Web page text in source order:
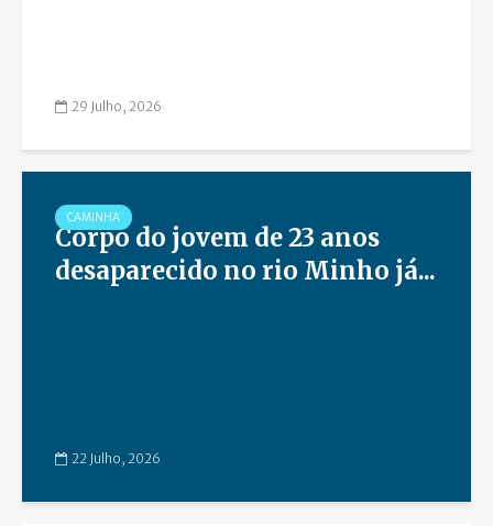
29 Julho, 2026
CAMINHA
Corpo do jovem de 23 anos
desaparecido no rio Minho já...
22 Julho, 2026